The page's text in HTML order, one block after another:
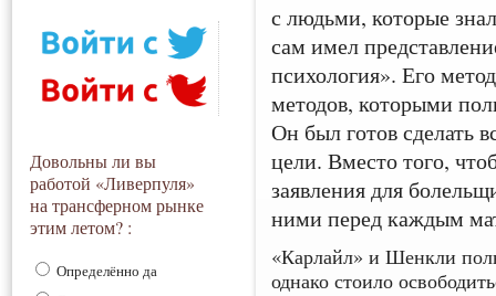
Довольны ли вы
работой «Ливерпуля»
на трансферном рынке
этим летом? :
Определённо да
с людьми, которые
сам имел
психология». Его
методов, которыми
Он был готов сделать
цели. Вместо того,
заявления для
ними перед каждым
«Карлайл» и Шенкли
однако стоило